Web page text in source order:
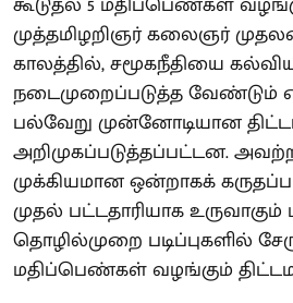
முத்தமிழறிஞர் கலைஞர்
காலத்தில், சமூகநீதியை
நடைமுறைப்படுத்த வேண்டும்
பல்வேறு முன்னோடியான
அறிமுகப்படுத்தப்பட்டன.
முக்கியமான ஒன்றாகக்
முதல் பட்டதாரியாக
தொழில்முறை படிப்புகளில்
மதிப்பெண்கள் வழங்கும்